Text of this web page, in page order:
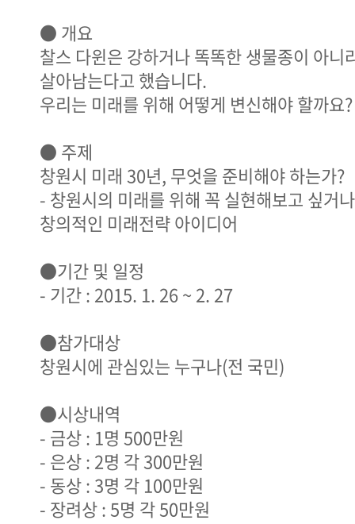
● 개요
찰스 다윈은 강하거나 똑똑한 생물종이 아니
살아남는다고 했습니다.
우리는 미래를 위해 어떻게 변신해야 할까요?
● 주제
창원시 미래 30년, 무엇을 준비해야 하는가?
- 창원시의 미래를 위해 꼭 실현해보고 싶거
창의적인 미래전략 아이디어
●기간 및 일정
- 기간 : 2015. 1. 26 ~ 2. 27
●참가대상
창원시에 관심있는 누구나(전 국민)
●시상내역
- 금상 : 1명 500만원
- 은상 : 2명 각 300만원
- 동상 : 3명 각 100만원
- 장려상 : 5명 각 50만원